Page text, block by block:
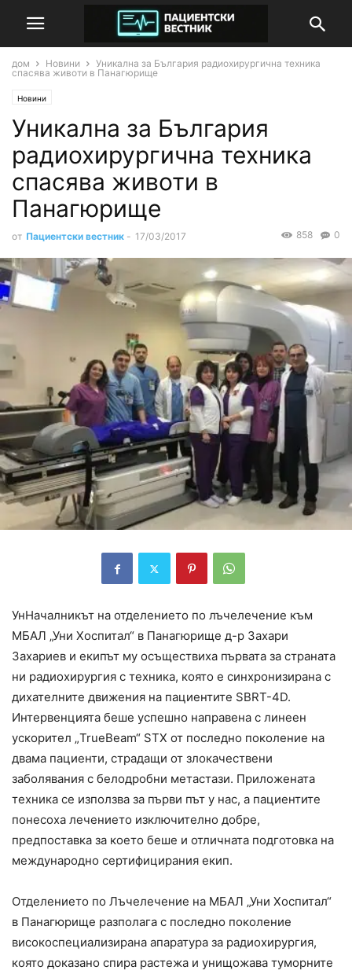
дом Новини
Уникална за България радиохирургична техника
спасява животи в Панагюрище
Новини
Уникална за България
радиохирургична техника
спасява животи в
Панагюрище
от Пациентски вестник - 17/03/2017 0
858
УнНачалникът на отделението по лъчелечение към
МБАЛ „Уни Хоспитал“ в Панагюрище д-р Захари
Захариев и екипът му осъществиха първата за страната
ни радиохирургия с техника, която е синхронизирана с
дихателните движения на пациентите SBRT-4D.
Интервенцията беше успешно направена с линеен
ускорител „TrueBeam“ STX от последно поколение на
двама пациенти, страдащи от злокачествени
заболявания с белодробни метастази. Приложената
техника се използва за първи път у нас, а пациентите
понесоха лечението изключително добре,
предпоставка за което беше и отличната подготовка на
международно сертифицирания екип.
Отделението по Лъчелечение на МБАЛ „Уни Хоспитал“
в Панагюрище разполага с последно поколение
високоспециализирана апаратура за радиохирургия,
която доказано спира растежа и унищожава туморните